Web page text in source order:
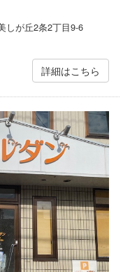
しが丘2条2丁目9-6
詳細はこちら